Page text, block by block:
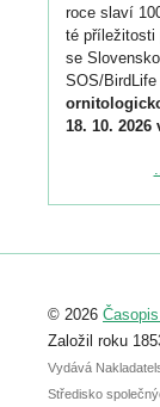
roce slaví
té příležitosti
se
SOS/
18. 10. 2026
Podrobnější
Registrovat
abstraktu
posteru je
© 2026
Založil roku
Vydává
Středisko